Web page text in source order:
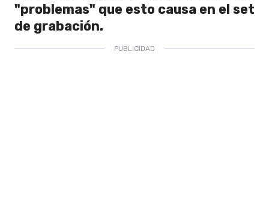
"problemas" que esto causa en el set
de grabación.